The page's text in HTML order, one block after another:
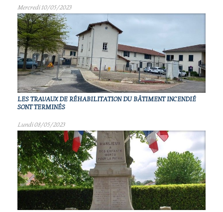
Mercredi 10/05/2023
LES TRAVAUX DE RÉHABILITATION DU BÂTIMENT INCENDIÉ
SONT TERMINÉS
Lundi 08/05/2023